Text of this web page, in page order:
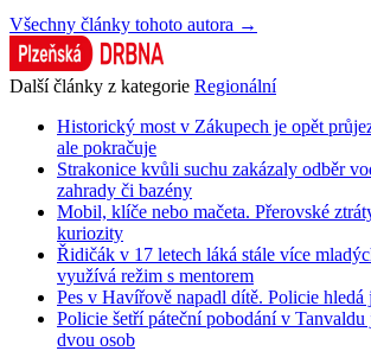
Všechny články tohoto autora →
Další články z kategorie Regionální
Historický most v Zákupech je opět
ale pokračuje
Strakonice kvůli suchu zakázaly odběr
zahrady či bazény
Mobil, klíče nebo mačeta. Přerovské
kuriozity
Řidičák v 17 letech láká stále více
využívá režim s mentorem
Pes v Havířově napadl dítě. Policie hledá
Policie šetří páteční pobodání v
dvou osob